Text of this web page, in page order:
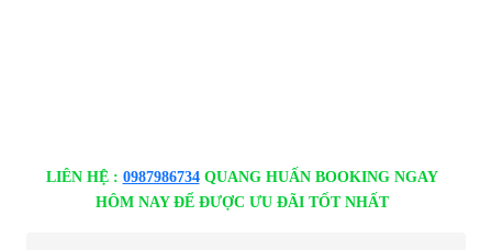
LIÊN HỆ : 0987986734 QUANG HUẤN BOOKING NGAY
HÔM NAY ĐỂ ĐƯỢC ƯU ĐÃI TỐT NHẤT